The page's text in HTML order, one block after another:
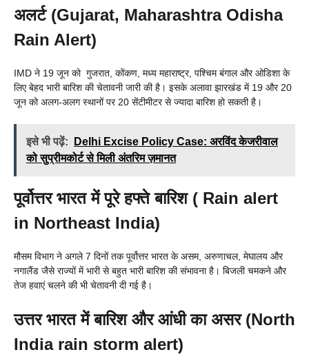
अलर्ट (Gujarat, Maharashtra Odisha
Rain Alert)
IMD ने 19 जून को गुजरात, कोंकण, मध्य महाराष्ट्र, पश्चिम बंगाल और ओडिशा के
लिए बेहद भारी बारिश की चेतावनी जारी की है। इसके अलावा झारखंड में 19 और 20
जून को अलग-अलग स्थानों पर 20 सेंटीमीटर से ज्यादा बारिश हो सकती है।
इसे भी पढ़ें:
Delhi Excise Policy Case: अरविंद केजरीवाल
को सुप्रीमकोर्ट से मिली अंतरिम ज़मानत
पूर्वोत्तर भारत में पूरे हफ्ते बारिश ( Rain alert
in Northeast India)
मौसम विभाग ने अगले 7 दिनों तक पूर्वोत्तर भारत के असम, अरुणाचल, मेघालय और
नगालैंड जैसे राज्यों में भारी से बहुत भारी बारिश की संभावना है। बिजली चमकने और
तेज हवाएं चलने की भी चेतावनी दी गई है।
उत्तर भारत में बारिश और आंधी का असर (North
India rain storm alert)